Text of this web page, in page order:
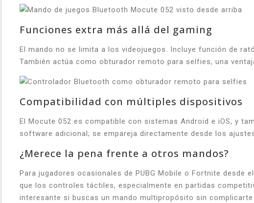
Funciones extra más allá del gaming
El mando no se limita a los videojuegos. Incluye función de
También actúa como obturador remoto para selfies, una
Compatibilidad con múltiples dispositivos
El Mocute 052 es compatible con sistemas Android e iOS, y
software adicional; se empareja directamente desde los
¿Merece la pena frente a otros mandos?
Para jugadores ocasionales de PUBG Mobile o Fortnite
que los controles táctiles, especialmente en partidas
interesante si buscas un mando multipropósito sin